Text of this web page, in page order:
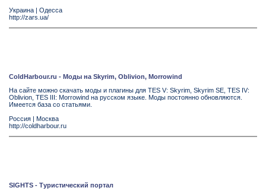
Украина | Одесса
http://zars.ua/
ColdHarbour.ru - Моды на Skyrim, Oblivion, Morrowind
На сайте можно скачать моды и плагины для TES V: Skyrim, Skyrim SE, TES IV:
Oblivion, TES III: Morrowind на русском языке. Моды постоянно обновляются.
Имеется база со статьями.
Россия | Москва
http://coldharbour.ru
SIGHTS - Туристический портал